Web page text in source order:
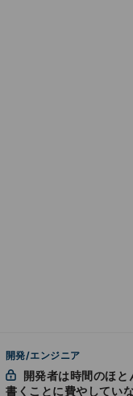
開発/エンジニア
書くことに費やしてい